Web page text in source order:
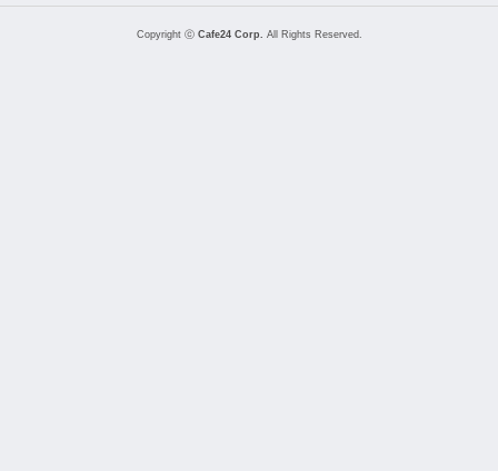
Copyright ⓒ Cafe24 Corp. All Rights Reserved.